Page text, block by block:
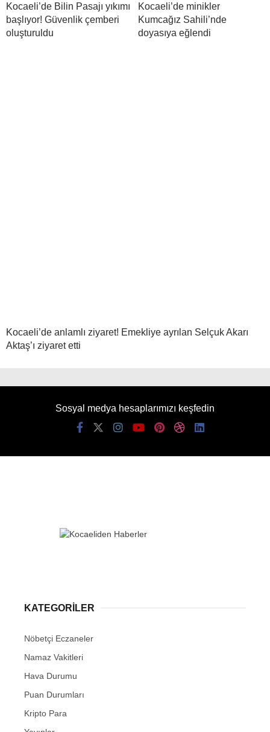
Kocaeli’de Bilin Pasajı yıkımı
başlıyor! Güvenlik çemberi
oluşturuldu
Kocaeli’de minikler
Kumcağız Sahili’nde
doyasıya eğlendi
Kocaeli’de anlamlı ziyaret! Emekliye ayrılan Selçuk Akarı
Aktaş’ı ziyaret etti
Sosyal medya hesaplarımızı keşfedin
KATEGORİLER
Nöbetçi Eczaneler
Namaz Vakitleri
Hava Durumu
Puan Durumları
Kripto Para